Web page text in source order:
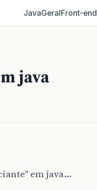
JavaGeralFront‑end
java
em java...